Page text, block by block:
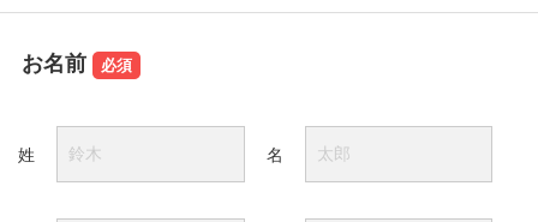
お名前
姓 名